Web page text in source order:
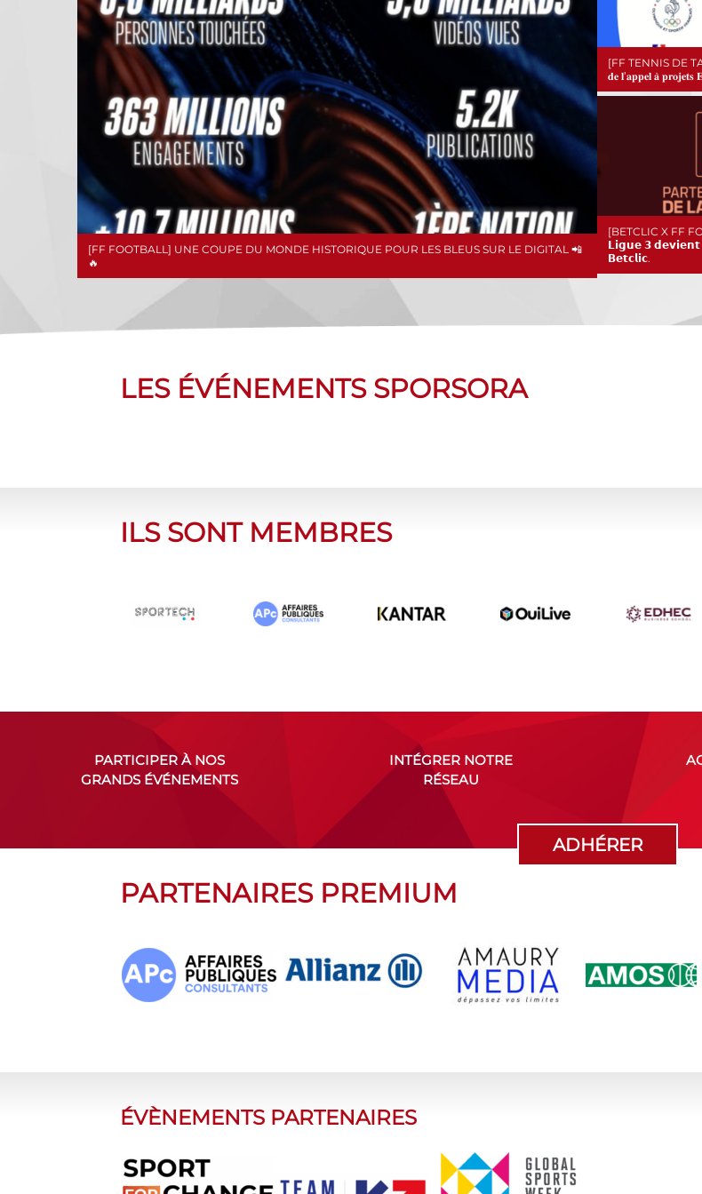
[FF FOOTBALL] UNE COUPE DU MONDE HISTORIQUE POUR LES BLEUS SUR LE DIGITAL 📲
🔥
[FF TENNIS DE
𝐝𝐞 𝐥’𝐚𝐩𝐩𝐞𝐥 𝐚̀
[BETCLIC X FF
𝗟𝗶𝗴𝘂𝗲 𝟯 𝗱𝗲𝘃𝗶𝗲𝗻𝘁
𝗕𝗲𝘁𝗰𝗹𝗶𝗰.
LES ÉVÉNEMENTS SPORSORA
ILS SONT MEMBRES
PARTICIPER À NOS
GRANDS ÉVÉNEMENTS
INTÉGRER NOTRE
RÉSEAU
ADHÉRER
PARTENAIRES PREMIUM
ÉVÈNEMENTS PARTENAIRES